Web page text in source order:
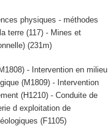
physiques - méthodes
terre (117) - Mines et
(231m)
- Intervention en milieu
(M1809) - Intervention
(H1210) - Conduite de
d exploitation de
(F1105)